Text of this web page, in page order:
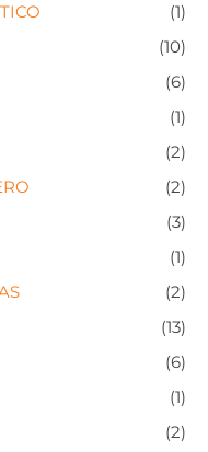
(1)
(10)
(6)
(1)
(2)
(2)
(3)
(1)
(2)
(13)
(6)
(1)
(2)